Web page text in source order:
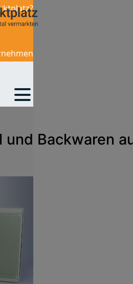
und Backwaren